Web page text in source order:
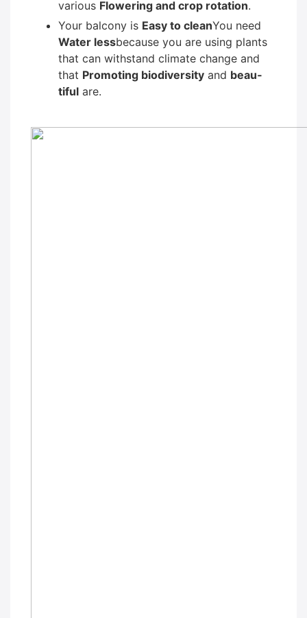
various Flowe­ring and crop rota­ti­on.
Your bal­c­o­ny is Easy to cleanYou need
Water lessbecau­se you are using plants
that can with­stand cli­ma­te chan­ge and
that Pro­mo­ting bio­di­ver­si­ty and beau­
tiful are.